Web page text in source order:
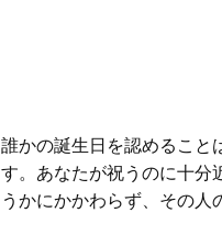
誰かの誕生日を認めること
す。あなたが祝うのに十分
うかにかかわらず、その人